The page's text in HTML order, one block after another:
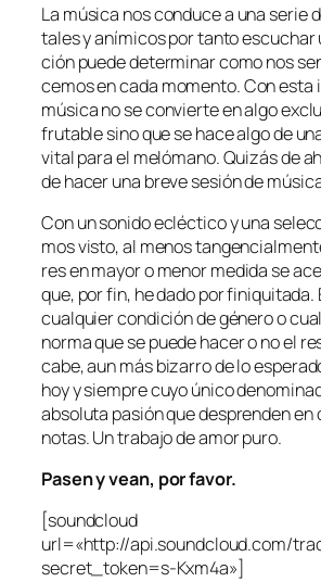
La mú­si­ca nos con­du­ce a una se­rie
ta­les y aní­mi­cos por tan­to
ción pue­de de­ter­mi­nar co­mo nos
ce­mos en ca­da mo­men­to. Con es­ta
mú­si­ca no se con­vier­te en al­go
fru­ta­ble sino que se ha­ce al­go de
vi­tal pa­ra el me­ló­mano. Quizás de
de ha­cer una bre­ve se­sión de
Con un so­ni­do ecléc­ti­co y una
mos vis­to, al me­nos
res en ma­yor o me­nor me­di­da se
que, por fin, he da­do por fi­ni­qui­ta­da.
cual­quier con­di­ción de gé­ne­ro o
nor­ma que se pue­de ha­cer o no el
ca­be, aun más bi­za­rro de lo
hoy y siem­pre cu­yo úni­co
ab­so­lu­ta pa­sión que des­pren­den en
no­tas. Un tra­ba­jo de amor puro.
Pasen y vean, por favor.
[sound­cloud
url=«http://api.soundcloud.com/
secret_token=s‑Kxm4a»]